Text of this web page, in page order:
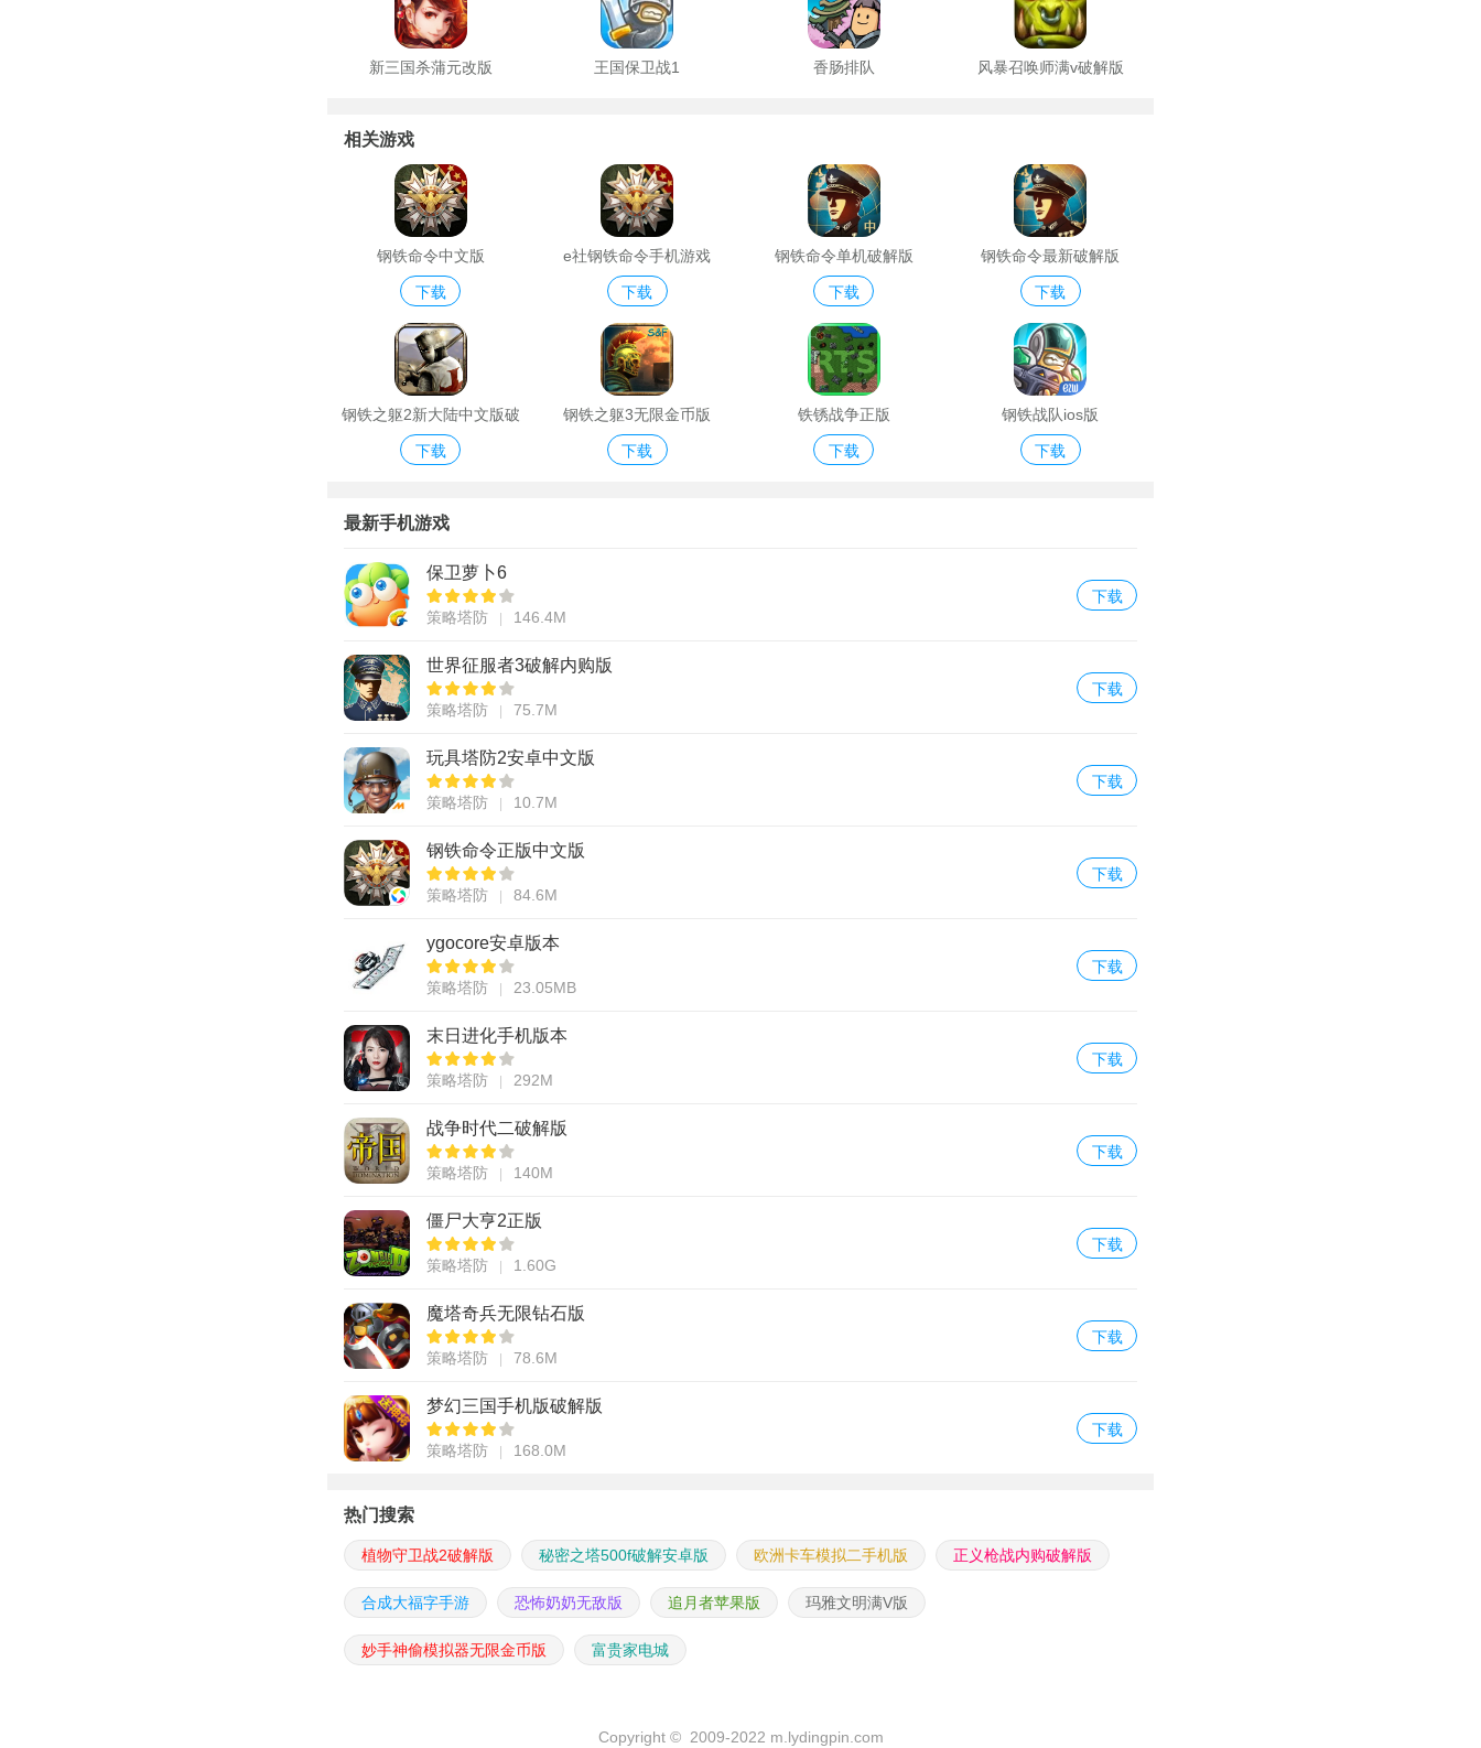
新三国杀蒲元改版 王国保卫战1 香肠排队 风暴召唤师满v破解版
相关游戏
钢铁命令中文版
下载
e社钢铁命令手机游戏
下载
钢铁命令单机破解版
下载
钢铁命令最新破解版
下载
钢铁之躯2新大陆中文版破
解版
下载
钢铁之躯3无限金币版
下载
铁锈战争正版
下载
钢铁战队ios版
下载
最新手机游戏
保卫萝卜6
策略塔防 146.4M
下载
世界征服者3破解内购版
策略塔防 75.7M
下载
玩具塔防2安卓中文版
策略塔防 10.7M
下载
钢铁命令正版中文版
策略塔防 84.6M
下载
ygocore安卓版本
策略塔防 23.05MB
下载
末日进化手机版本
策略塔防 292M
下载
战争时代二破解版
策略塔防 140M
下载
僵尸大亨2正版
策略塔防 1.60G
下载
魔塔奇兵无限钻石版
策略塔防 78.6M
下载
梦幻三国手机版破解版
策略塔防 168.0M
下载
热门搜索
植物守卫战2破解版 秘密之塔500f破解安卓版 欧洲卡车模拟二手机版 正义枪战内购破解版
合成大福字手游 恐怖奶奶无敌版 追月者苹果版 玛雅文明满V版
妙手神偷模拟器无限金币版 富贵家电城
Copyright © 2009-2022 m.lydingpin.com